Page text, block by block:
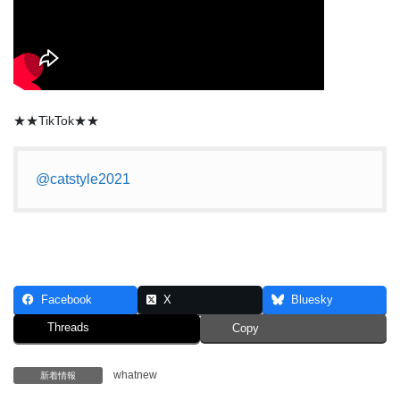
★★TikTok★★
@catstyle2021
Facebook X Bluesky
Threads Copy
新着情報 whatnew